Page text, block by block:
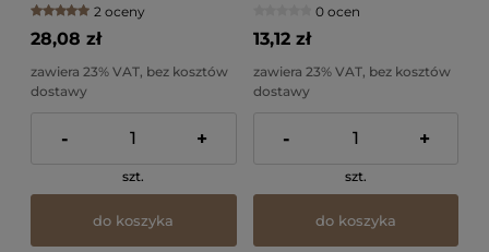
2 oceny
28,08 zł
zawiera 23% VAT, bez kosztów
dostawy
- +
szt.
do koszyka
0 ocen
13,12 zł
zawiera 23% VAT, bez kosztów
dostawy
- +
szt.
do koszyka